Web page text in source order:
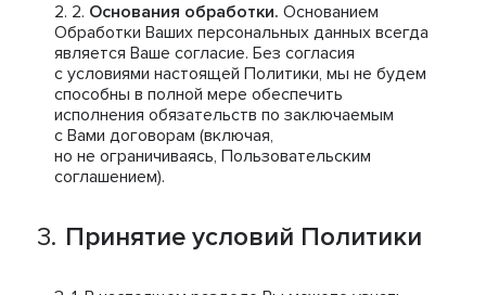
Основания обработки. Основанием
Обработки Ваших персональных данных всегда
является Ваше согласие. Без согласия
с условиями настоящей Политики, мы не будем
способны в полной мере обеспечить
исполнения обязательств по заключаемым
с Вами договорам (включая,
но не ограничиваясь, Пользовательским
соглашением).
Принятие условий Политики